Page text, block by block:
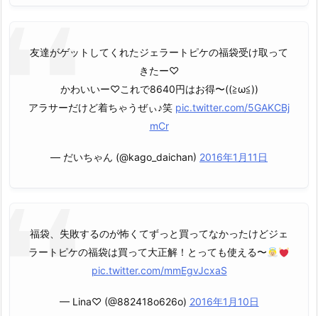
友達がゲットしてくれたジェラートピケの福袋受け取って
きたー♡
かわいいー♡これで8640円はお得〜((≧ω≦))
アラサーだけど着ちゃうぜぃ♪笑 pic.twitter.com/5GAKCBj
mCr
— だいちゃん (@kago_daichan) 2016年1月11日
福袋、失敗するのが怖くてずっと買ってなかったけどジェ
ラートピケの福袋は買って大正解！とっても使える〜
pic.twitter.com/mmEgvJcxaS
— Lina♡ (@882418o626o) 2016年1月10日